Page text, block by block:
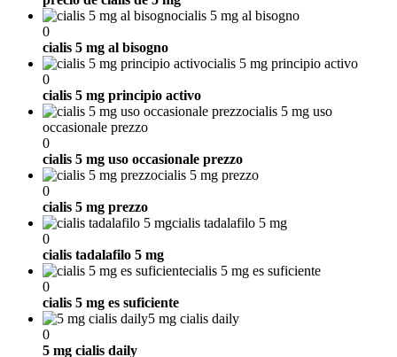
cialis 5 mg al bisogno
0
cialis 5 mg al bisogno
cialis 5 mg principio activo
0
cialis 5 mg principio activo
cialis 5 mg uso
occasionale prezzo
0
cialis 5 mg uso occasionale prezzo
cialis 5 mg prezzo
0
cialis 5 mg prezzo
cialis tadalafilo 5 mg
0
cialis tadalafilo 5 mg
cialis 5 mg es suficiente
0
cialis 5 mg es suficiente
5 mg cialis daily
0
5 mg cialis daily